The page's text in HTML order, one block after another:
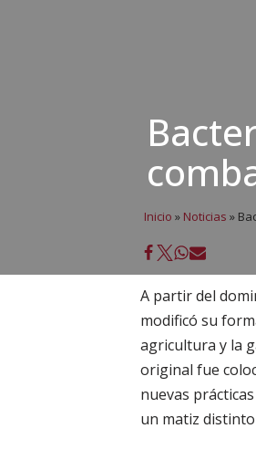
Inicio » Noticias »
A partir del
modificó su
agricultura y la
original fue
nuevas
un matiz distinto